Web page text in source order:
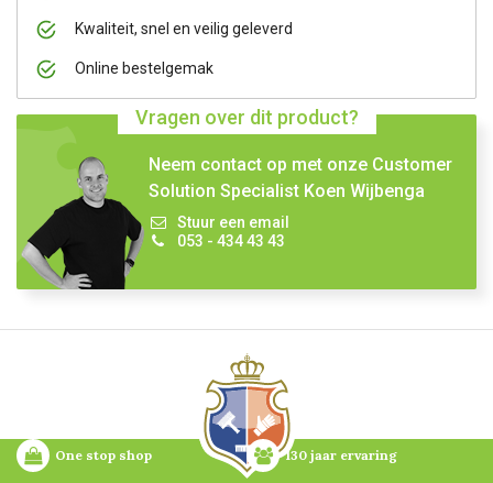
Kwaliteit, snel en veilig geleverd
Online bestelgemak
Vragen over dit product?
Neem contact op met onze Customer
Solution Specialist Koen Wijbenga
Stuur een email
053 - 434 43 43
One stop shop 130 jaar ervaring